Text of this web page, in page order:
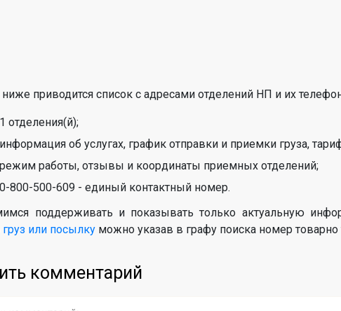
ниже приводится список с адресами отделений НП и их
1 отделения(й);
информация об услугах, график отправки и приемки груза,
режим работы, отзывы и координаты приемных отделений;
0-800-500-609 - единый контактный номер.
поддерживать и показывать только актуальную
груз или посылку можно указав в графу поиска номер товарно
комментарий